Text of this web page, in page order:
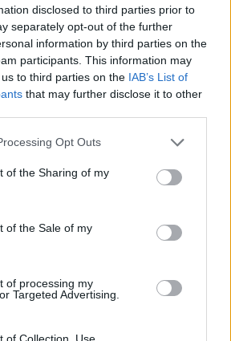
disclosed to third parties prior to
separately opt-out of the further
information by third parties on the
participants. This information may
to third parties on the IAB’s List of
that may further disclose it to other
website/app uses one or more Google
or usage behaviour. You may click to
to Google and its third-party tags to
specified purposes in below Google
Opt Outs
of the Sharing of my
of the Sale of my
of processing my
Targeted Advertising.
of Collection, Use,
7 agosto, sole e caldo tornano
Olbia: rampe chiuse ancora fino a
2026
auto in via La Marmora, parcheggio
a La Maddalena
truffe a Berchidda, falsi incaricati